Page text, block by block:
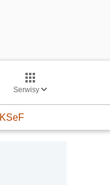
Serwisy
KSeF